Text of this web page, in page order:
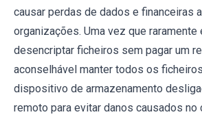
causar perdas de dados e financeiras
organizações. Uma vez que
desencriptar ficheiros sem pagar um
aconselhável manter todos os
dispositivo de armazenamento
remoto para evitar danos causados no